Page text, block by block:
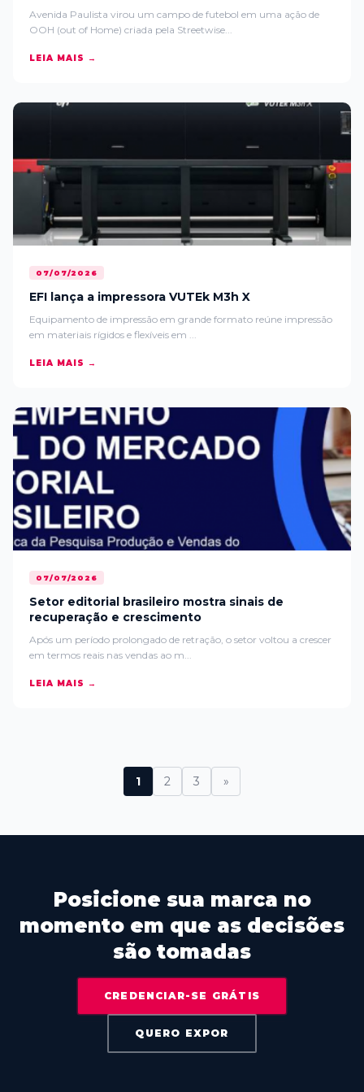
Avenida Paulista virou um campo de futebol em uma ação de
OOH (out of Home) criada pela Streetwise...
LEIA MAIS →
07/07/2026
EFI lança a impressora VUTEk M3h X
Equipamento de impressão em grande formato reúne impressão
em materiais rígidos e flexíveis em ...
LEIA MAIS →
07/07/2026
Setor editorial brasileiro mostra sinais de
recuperação e crescimento
Após um período prolongado de retração, o setor voltou a crescer
em termos reais nas vendas ao m...
LEIA MAIS →
1 2 3 »
Posicione sua marca no
momento em que as decisões
são tomadas
CREDENCIAR-SE GRÁTIS
QUERO EXPOR